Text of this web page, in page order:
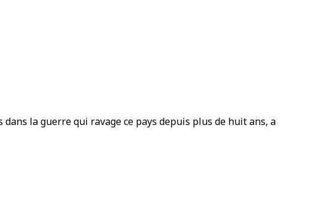
la guerre qui ravage ce pays depuis plus de huit ans, a